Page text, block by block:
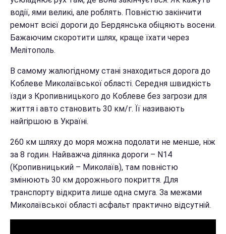
водії, ями великі, але роблять. Повністю закінчити
ремонт всієї дороги до Бердянська обіцяють восени.
Бажаючим скоротити шлях, краще їхати через
Мелітополь.
В самому жалюгідному стані знаходиться дорога до
Коблеве Миколаївської області. Середня швидкість
їзди з Кропивницького до Коблеве без загрози для
життя і авто становить 30 км/г. Її називають
найгіршою в Україні.
260 км шляху до моря можна подолати не менше, ніж
за 8 годин. Найважча ділянка дороги – N14
(Кропивницький – Миколаїв), там повністю
змінюють 30 км дорожнього покриття. Для
транспорту відкрита лише одна смуга. За межами
Миколаївської області асфальт практично відсутній.